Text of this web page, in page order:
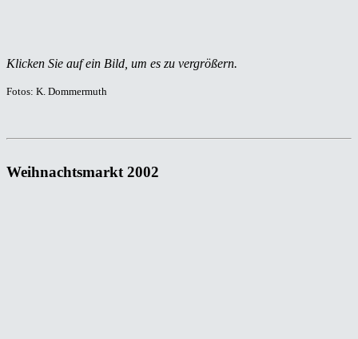
Klicken Sie auf ein Bild, um es zu vergrößern.
Fotos: K. Dommermuth
Weihnachtsmarkt 2002